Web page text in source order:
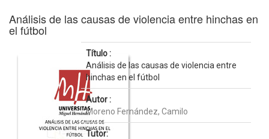
Análisis de las causas de violencia entre hinchas en
el fútbol
Título :
Análisis de las causas de violencia entre
hinchas en el fútbol
Autor :
Moreno Fernández, Camilo
Tutor: